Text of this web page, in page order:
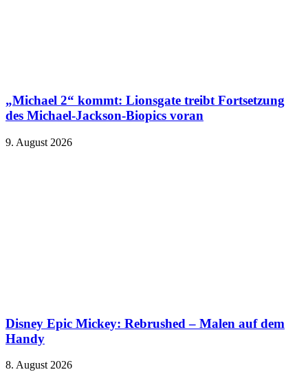
„Michael 2“ kommt: Lionsgate treibt Fortsetzung
des Michael-Jackson-Biopics voran
9. August 2026
Disney Epic Mickey: Rebrushed – Malen auf dem
Handy
8. August 2026